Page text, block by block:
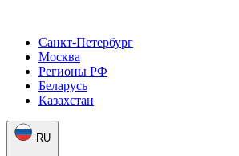
Санкт-Петербург
Москва
Регионы РФ
Беларусь
Казахстан
RU